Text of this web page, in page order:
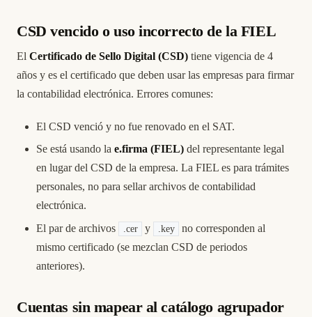
CSD vencido o uso incorrecto de la FIEL
El Certificado de Sello Digital (CSD) tiene vigencia de 4
años y es el certificado que deben usar las empresas para firmar
la contabilidad electrónica. Errores comunes:
El CSD venció y no fue renovado en el SAT.
Se está usando la e.firma (FIEL) del representante legal
en lugar del CSD de la empresa. La FIEL es para trámites
personales, no para sellar archivos de contabilidad
electrónica.
El par de archivos
.cer y .key
no corresponden al
mismo certificado (se mezclan CSD de periodos
anteriores).
Cuentas sin mapear al catálogo agrupador